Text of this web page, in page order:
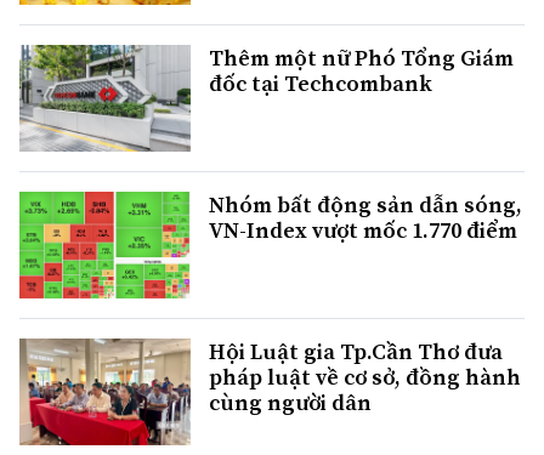
Thêm một nữ Phó Tổng Giám
đốc tại Techcombank
Nhóm bất động sản dẫn sóng,
VN-Index vượt mốc 1.770 điểm
Hội Luật gia Tp.Cần Thơ đưa
pháp luật về cơ sở, đồng hành
cùng người dân